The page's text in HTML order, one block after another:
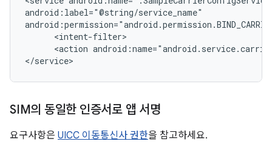
android:label="@string/service_name"
      <intent-filter>
<action
</service>
SIM의 동일한 인증서로 앱 서명
요구사항은 UICC 이동통신사 권한을 참고하세요.